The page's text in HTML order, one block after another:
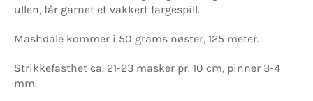
ullen, får garnet et vakkert fargespill.
Mashdale kommer i 50 grams nøster, 125 meter.
Strikkefasthet ca. 21-23 masker pr. 10 cm, pinner 3-4
mm.